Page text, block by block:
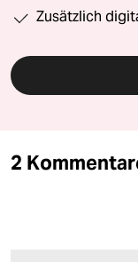
Zusätzlich
2